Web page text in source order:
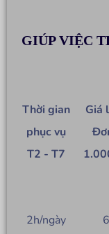
GIÚP VIỆC
Thời gian
phục vụ
T2 - T7
Giá
2h/ngày